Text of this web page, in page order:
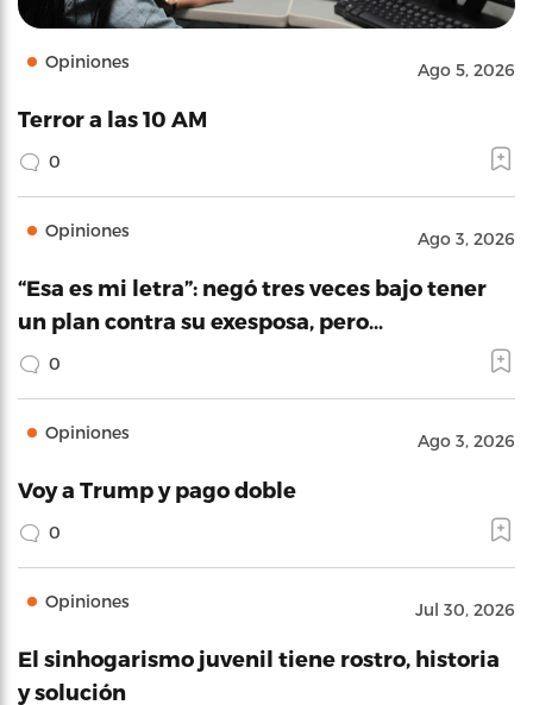
Opiniones Ago 5, 2026
Terror a las 10 AM
0
Opiniones Ago 3, 2026
“Esa es mi letra”: negó tres veces bajo tener
un plan contra su exesposa, pero…
0
Opiniones Ago 3, 2026
Voy a Trump y pago doble
0
Opiniones Jul 30, 2026
El sinhogarismo juvenil tiene rostro, historia
y solución